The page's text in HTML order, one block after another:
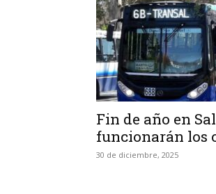
Fin de año en
funcionarán los
30 de diciembre, 2025